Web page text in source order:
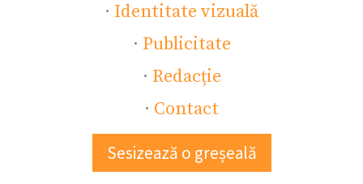
· Identitate vizuală
· Publicitate
· Redacție
· Contact
Sesizează o greșeală